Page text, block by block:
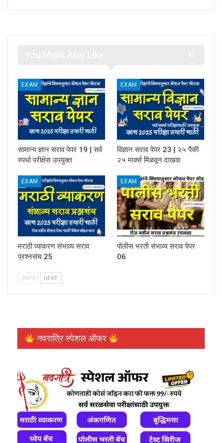
EXAM
सामान्य ज्ञान सराव पेपर 19 | सर्व
स्पर्धा परीक्षेस उपयुक्त
EXAM
विज्ञान सराव पेपर 23 | २५ पैकी
२५ मार्क्स मिळवून दाखवा
EXAM
मराठी व्याकरण संभाव्य सराव
प्रश्नसंच 25
EXAM
पोलीस भरती संभाव्य सराव पेपर
06
PREV NEXT
नवरात्रि स्पेशल ऑफर